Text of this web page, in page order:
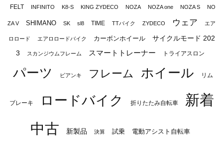
FELT INFINITO K8-S KING ZYDECO NOZA NOZA one NOZA S NO
ZA V SHIMANO SK sl8 TIME TTバイク ZYDECO ウェア エア
ロロード エアロロードバイク カーボンホイール
サイクルモード 202
3
スカンジウムフレーム スマートトレーナー トライアスロン
パーツ ビアンキ フレーム ホイール リム
ブレーキ ロードバイク 折りたたみ自転車
新着
中古
新製品 決算 試乗 電動アシスト自転車